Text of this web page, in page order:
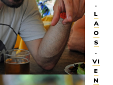
.
L
A
O
S
.
VI
E
N